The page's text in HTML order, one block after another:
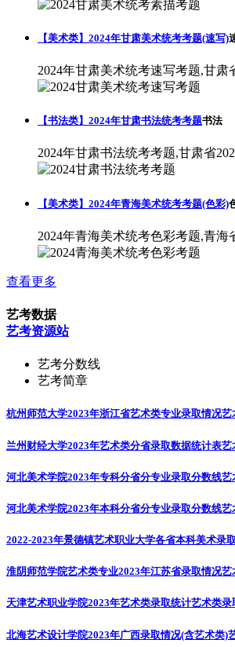
【美术类】2024年甘肃美术统考考题(速写)
2024年甘肃美术统考速写考题,甘肃
【书法类】2024年甘肃书法统考考题书法
2024年甘肃书法统考考题,甘肃省
【美术类】2024年青海美术统考考题(色彩)
2024年青海美术统考色彩考题,青海
查看更多
艺考数据
艺考资源站
艺考分数线
艺考简章
杭州师范大学2023年浙江省艺术类专业录取情况艺
兰州财经大学2023年艺术类分省录取数据统计表艺
河北美术学院2023年专科分省分专业录取分数线艺
河北美术学院2023年本科分省分专业录取分数线艺
2022-2023年景德镇艺术职业大学各省本科美术录
淮阴师范学院艺术类专业2023年江苏省录取情况艺
天津艺术职业学院2023年艺术类录取统计艺术类录
北海艺术设计学院2023年广西录取情况(含艺术类)